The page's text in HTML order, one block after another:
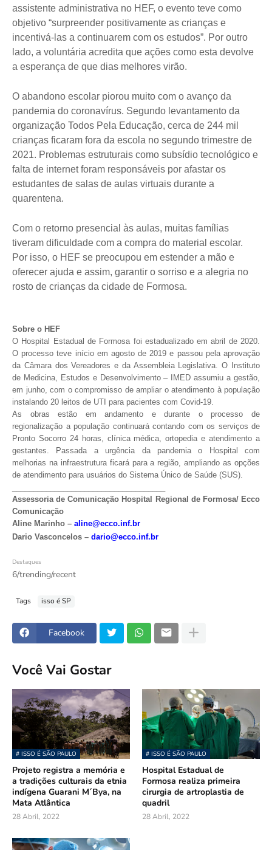
assistente administrativa no HEF, o evento teve como
objetivo “surpreender positivamente as crianças e
incentivá-las a continuarem com os estudos”. Por outro
lado, a voluntária acredita que ações como esta devolve
a esperança de que dias melhores virão.
O abandono escolar piorou muito com o avanço da
pandemia do coronavírus. Segundo levantamento da
organização Todos Pela Educação, cerca de 244 mil
crianças ficaram fora da escola no segundo trimestre de
2021. Problemas estruturais como subsídio tecnológico e
falta de internet foram responsáveis por afastar os
estudantes de salas de aulas virtuais durante a
quarentena.
Com o retorno presencial às aulas, muitas famílias
tiveram dificuldade com a compra do material escolar.
Por isso, o HEF se preocupou em estender a mão e
oferecer ajuda e assim, garantir o sorriso e a alegria no
rosto de crianças da cidade de Formosa.
Sobre o HEF
O Hospital Estadual de Formosa foi estadualizado em abril de 2020.
O processo teve início em agosto de 2019 e passou pela aprovação
da Câmara dos Vereadores e da Assembleia Legislativa. O Instituto
de Medicina, Estudos e Desenvolvimento – IMED assumiu a gestão,
em junho, com o compromisso de ampliar o atendimento à população
instalando 20 leitos de UTI para pacientes com Covid-19.
As obras estão em andamento e durante o processo de
regionalização a população continuará contando com os serviços de
Pronto Socorro 24 horas, clínica médica, ortopedia e atendimento a
gestantes. Passada a urgência da pandemia o Hospital com
melhorias na infraestrutura ficará para a região, ampliando as opções
de atendimento para usuários do Sistema Único de Saúde (SUS).
Assessoria de Comunicação Hospital Regional de Formosa/ Ecco
Comunicação
Aline Marinho – aline@ecco.inf.br
Dario Vasconcelos – dario@ecco.inf.br
Destaques
6/trending/recent
Tags isso é SP
Facebook
Você Vai Gostar
# ISSO É SÃO PAULO
Projeto registra a memória e
a tradições culturais da etnia
indígena Guarani M´Bya, na
Mata Atlântica
28 Abril, 2022
# ISSO É SÃO PAULO
Hospital Estadual de
Formosa realiza primeira
cirurgia de artroplastia de
quadril
28 Abril, 2022